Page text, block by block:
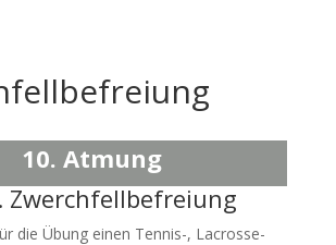
10. Atmung
Zwerchfellbefreiung
die Übung einen Tennis-, Lacrosse-